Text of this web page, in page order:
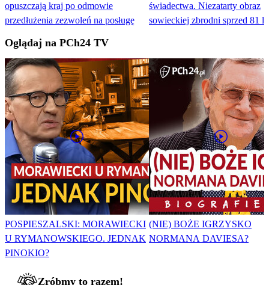
opuszczają kraj po odmowie
przedłużenia zezwoleń na posługę
świadectwa. Niezatarty obraz
sowieckiej zbrodni sprzed 81
Oglądaj na PCh24 TV
POSPIESZALSKI: MORAWIECKI
U RYMANOWSKIEGO. JEDNAK
PINOKIO?
(NIE) BOŻE IGRZYSKO
NORMANA DAVIESA?
Zróbmy to razem!